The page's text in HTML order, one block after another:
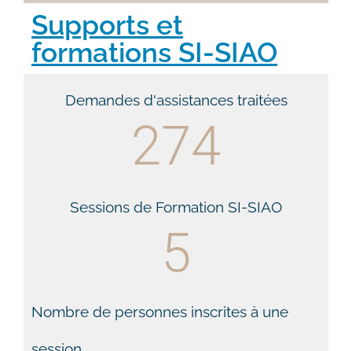
Supports et
formations SI-SIAO
Demandes d'assistances traitées
274
Sessions de Formation SI-SIAO
5
Nombre de personnes inscrites à une